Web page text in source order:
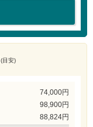
(目安)
74,000円
98,900円
88,824円